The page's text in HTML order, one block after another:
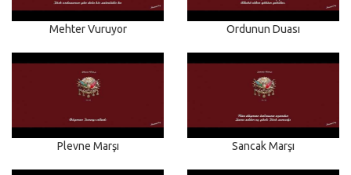
Mehter Vuruyor Ordunun Duası
Plevne Marşı Sancak Marşı